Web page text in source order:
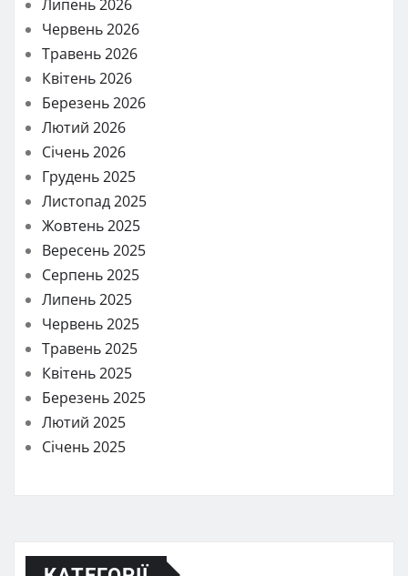
Липень 2026
Червень 2026
Травень 2026
Квітень 2026
Березень 2026
Лютий 2026
Січень 2026
Грудень 2025
Листопад 2025
Жовтень 2025
Вересень 2025
Серпень 2025
Липень 2025
Червень 2025
Травень 2025
Квітень 2025
Березень 2025
Лютий 2025
Січень 2025